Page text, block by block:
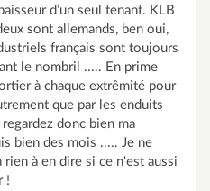
d’un seul tenant. KLB
sont allemands, ben oui,
français sont toujours
le nombril ..... En prime
à chaque extrêmité pour
que par les enduits
donc bien ma
bien des mois ..... Je ne
rien à en dire si ce n'est aussi
!